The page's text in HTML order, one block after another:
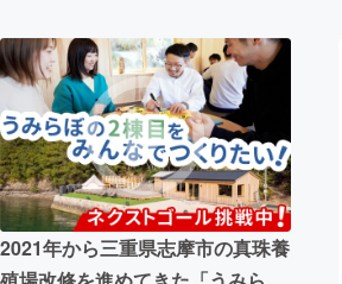
テクノロジー・ガジェット
映像・映画
ビジネス・起業
2021年から三重県志摩市の真珠養